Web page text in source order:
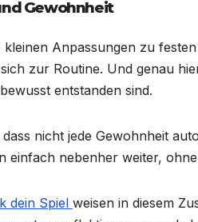
Gewohnheit
kleinen Anpassungen zu
zur Routine. Und genau
entstanden sind.
nicht jede Gewohnheit
einfach nebenher weiter,
dein Spiel weisen in diesem